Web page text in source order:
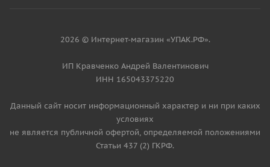
2026 © Интернет-магазин «УПАК.РФ».
ИП Кравченко Андрей Валентинович
ИНН 165043375220
Данный сайт носит информационный характер и ни при каких
условиях
не является публичной офертой, определяемой положениями
Статьи 437 (2) ГКРФ.